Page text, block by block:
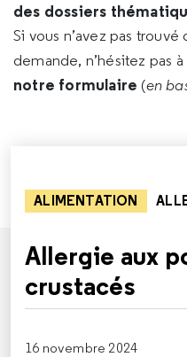
des dossiers
Si vous n’avez pas
demande, n’hésitez pas à
notre formulaire (en
ALIMENTATION
Allergie aux
crustacés
16 novembre 2024